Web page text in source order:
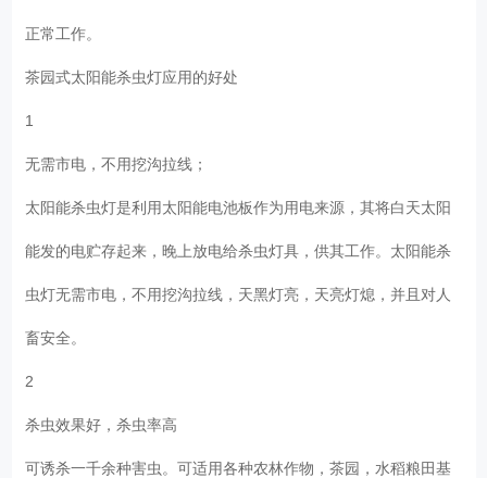
正常工作。
茶园式太阳能杀虫灯应用的好处
1
无需市电，不用挖沟拉线；
太阳能杀虫灯是利用太阳能电池板作为用电来源，其将白天太阳
能发的电贮存起来，晚上放电给杀虫灯具，供其工作。太阳能杀
虫灯无需市电，不用挖沟拉线，天黑灯亮，天亮灯熄，并且对人
畜安全。
2
杀虫效果好，杀虫率高
可诱杀一千余种害虫。可适用各种农林作物，茶园，水稻粮田基